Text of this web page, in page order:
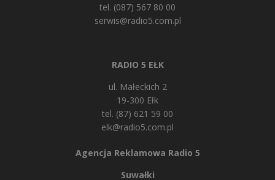
tel. (087) 567 80 00
serwis@radio5.com.pl
RADIO 5 EŁK
ul. Małeckich 2
19-300 Ełk
tel. (87) 621 59 00
elk@radio5.com.pl
Agencja Reklamowa Radio 5
Suwałki